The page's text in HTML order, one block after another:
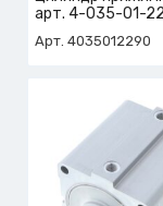
арт. 4-035-01-
Арт. 4035012290